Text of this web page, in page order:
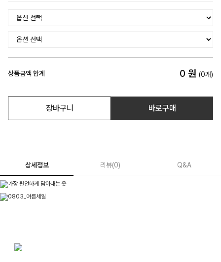
상품금액 합계 0 원 (0개)
장바구니 바로구매
상세정보 리뷰(0) Q&A